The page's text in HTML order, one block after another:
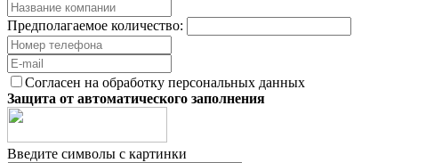
Предполагаемое количество:
Согласен на обработку персональных данных
Защита от автоматического заполнения
Введите символы с картинки